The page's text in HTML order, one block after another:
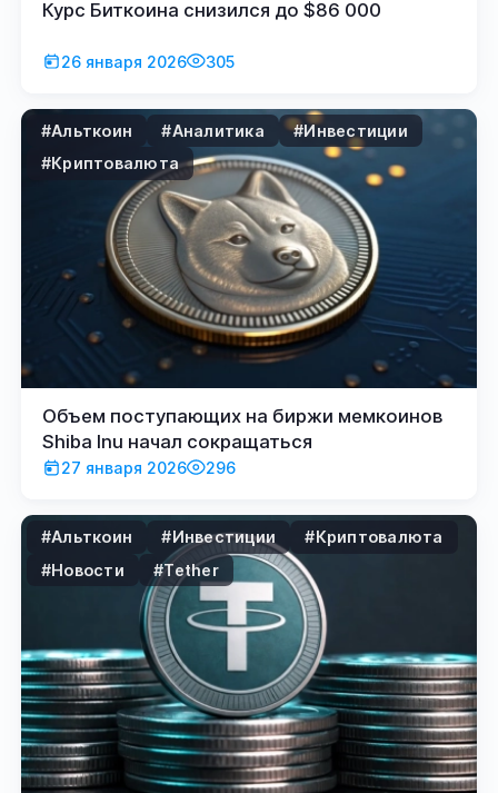
26 января 2026 305
Курс Биткоина снизился до $86 000
#Альткоин #Аналитика
#Инвестиции
#Криптовалюта
27 января 2026 296
Объем поступающих на биржи мемкоинов
Shiba Inu начал сокращаться
#Альткоин #Инвестиции
#Криптовалюта
#Новости
#Tether